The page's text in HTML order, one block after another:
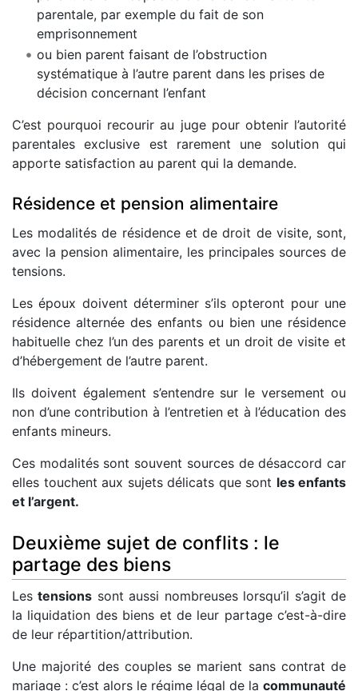
parentale, par exemple du fait de son
emprisonnement
ou bien parent faisant de l’obstruction
systématique à l’autre parent dans les prises de
décision concernant l’enfant
C’est pourquoi recourir au juge pour obtenir l’autorité
parentales exclusive est rarement une solution qui
apporte satisfaction au parent qui la demande.
Résidence et pension alimentaire
Les modalités de résidence et de droit de visite, sont,
avec la pension alimentaire, les principales sources de
tensions.
Les époux doivent déterminer s’ils opteront pour une
résidence alternée des enfants ou bien une résidence
habituelle chez l’un des parents et un droit de visite et
d’hébergement de l’autre parent.
Ils doivent également s’entendre sur le versement ou
non d’une contribution à l’entretien et à l’éducation des
enfants mineurs.
Ces modalités sont souvent sources de désaccord car
elles touchent aux sujets délicats que sont les enfants
et l’argent.
Deuxième sujet de conflits : le
partage des biens
Lestensions sont aussi nombreuses lorsqu’il s’agit de
la liquidation des biens et de leur partage c’est-à-dire
de leur répartition/attribution.
Une majorité des couples se marient sans contrat de
mariage : c’est alors le régime légal de la communauté